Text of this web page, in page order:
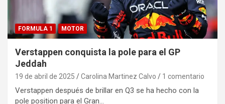
FORMULA 1 MOTOR
Verstappen conquista la pole para el GP
Jeddah
19 de abril de 2025 Carolina Martinez Calvo 1 comentario
Verstappen después de brillar en Q3 se ha hecho con la
pole position para el Gran…